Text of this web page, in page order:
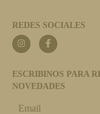
REDES SOCIALES
ESCRIBINOS PARA
NOVEDADES